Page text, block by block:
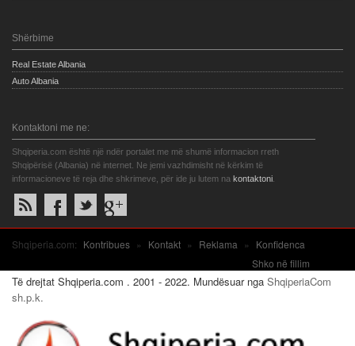
Shërbime
Real Estate Albania
Auto Albania
Kontaktoni me ne:
Shqiperia.com është një ndër portalet me më shumë informacion rreth
Shqipërisë (Albania) në internet. Ne jemi vazhdimisht në kërkim të
informacioneve të reja dhe shkrimeve, për ide ju lutem na kontaktoni
Shqiperia.com: Kontribues » Kontakt » Reklama »
Konfidenca
Shko në fillim
Të drejtat Shqiperia.com . 2001 - 2022. Mundësuar nga ShqiperiaCom
sh.p.k.